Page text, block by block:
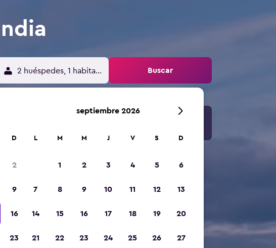
2 huéspedes, 1 habitación Buscar
D
2
9
16
23
septiembre 2026
L M M J V S D
1 2 3 4 5 6
7 8 9 10 11 12 13
14 15 16 17 18 19 20
21 22 23 24 25 26 27